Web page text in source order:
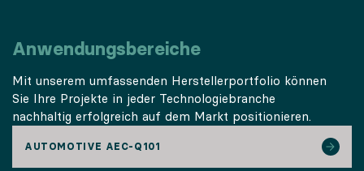
Anwendungsbereiche
Mit unserem umfassenden Herstellerportfolio können
Sie Ihre Projekte in jeder Technologiebranche
nachhaltig erfolgreich auf dem Markt positionieren.
AUTOMOTIVE AEC-Q101